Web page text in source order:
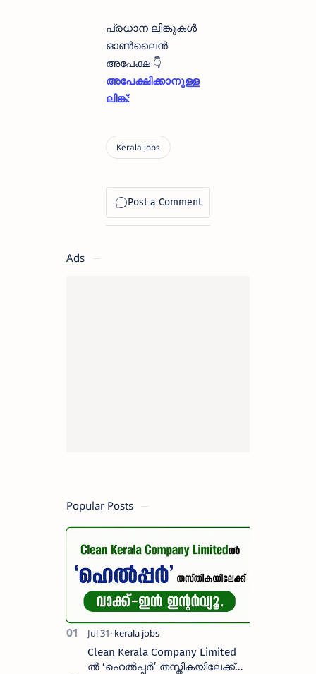
പ്രധാന ലിങ്കുകൾ
ഓൺലൈൻ
അപേക്ഷ 👇
അപേക്ഷിക്കാനുള്ള
ലിങ്ക്:
Ads
Popular Posts
Clean Kerala Company Limited
ൽ ‘ഹെൽപ്പർ’ തസ്തികയിലേക്ക്